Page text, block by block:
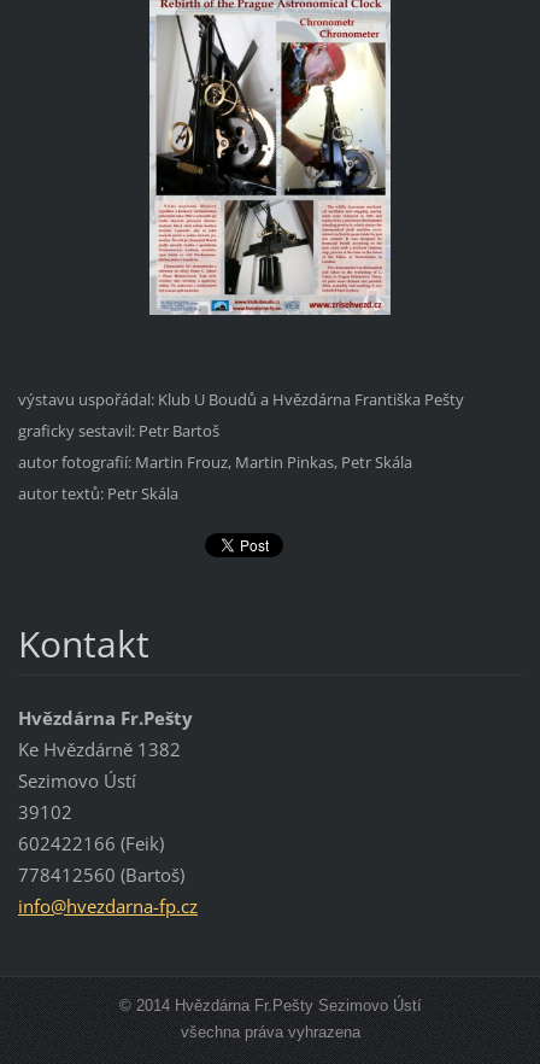
výstavu uspořádal: Klub U Boudů a Hvězdárna Františka Pešty
graficky sestavil: Petr Bartoš
autor fotografií: Martin Frouz, Martin Pinkas, Petr Skála
autor textů: Petr Skála
Kontakt
Hvězdárna Fr.Pešty
Ke Hvězdárně 1382
Sezimovo Ústí
39102
602422166 (Feik)
778412560 (Bartoš)
info@hvezdarna-fp.cz
© 2014 Hvězdárna Fr.Pešty Sezimovo Ústí
všechna práva vyhrazena